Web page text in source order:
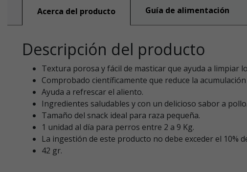
Acerca del producto Guía de alimentación
Descripción del producto
Textura porosa y fácil de masticar que ayuda a limpiar
Comprobado científicamente que reduce la
Ayuda a refrescar el aliento.
Ingredientes saludables y con un delicioso sabor a
Tamaño del snack ideal para raza pequeña.
1 unidad al día para perros entre 2 a 9 Kg.
La ingestión de este producto no debe exceder el
42 gr.